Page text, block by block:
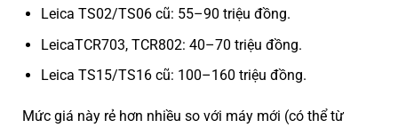
Leica TS02/TS06 cũ: 55–90 triệu đồng.
LeicaTCR703, TCR802: 40–70 triệu đồng.
Leica TS15/TS16 cũ: 100–160 triệu đồng.
Mức giá này rẻ hơn nhiều so với máy mới (có thể từ